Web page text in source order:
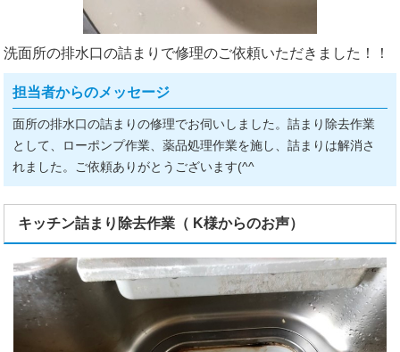
洗面所の排水口の詰まりで修理のご依頼いただきました！！
担当者からのメッセージ
面所の排水口の詰まりの修理でお伺いしました。詰まり除去作業
として、ローポンプ作業、薬品処理作業を施し、詰まりは解消さ
れました。ご依頼ありがとうございます(^^ゞ
キッチン詰まり除去作業（ K様からのお声）